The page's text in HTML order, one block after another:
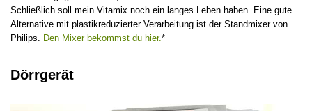
Schließlich soll mein Vitamix noch ein langes Leben haben. Eine gute
Alternative mit plastikreduzierter Verarbeitung ist der Standmixer von
Philips.
Den Mixer bekommst du hier.*
Dörrgerät